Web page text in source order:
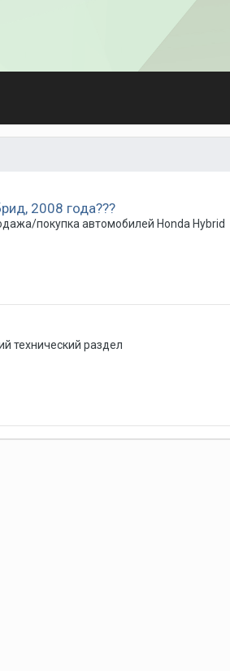
2008 года???
покупка автомобилей Honda Hybrid
технический раздел